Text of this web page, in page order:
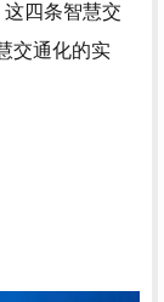
四条智慧交
交通化的实